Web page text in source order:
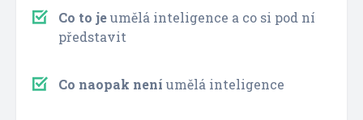
Co to jeumělá inteligence a co si pod ní
představit
Co naopak není umělá inteligence